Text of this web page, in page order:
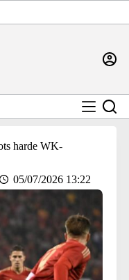
harde WK-
05/07/2026 13:22